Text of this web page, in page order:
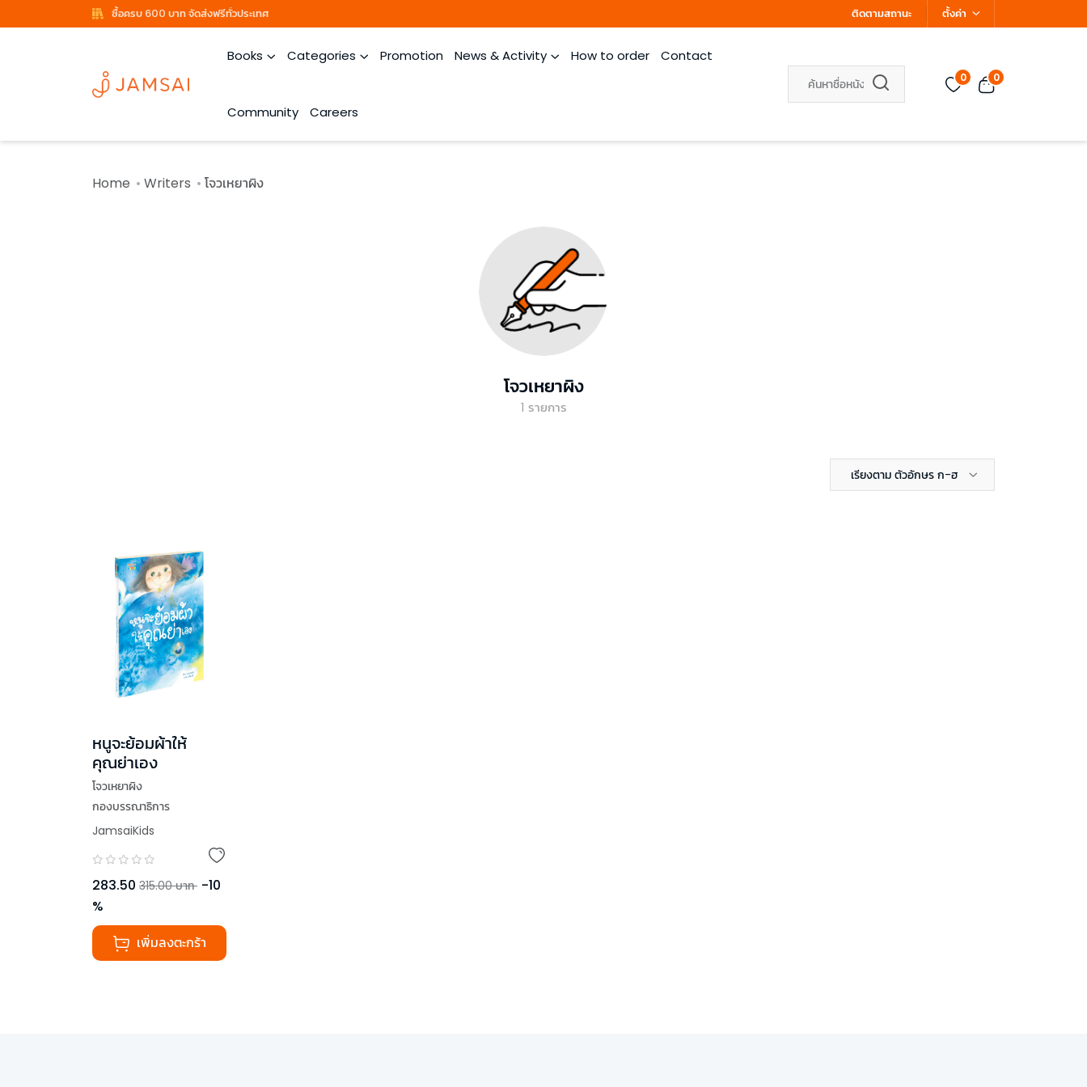
ซื้อครบ 600 บาท จัดส่งฟรีทั่วประเทศ ติดตามสถานะ ตั้งค่า
Books Categories Promotion News & Activity How to order Contact
Community Careers
0 0
Home Writers โจวเหยาผิง
โจวเหยาผิง
1 รายการ
เรียงตาม ตัวอักษร ก-ฮ
หนูจะย้อมผ้าให้
คุณย่าเอง
โจวเหยาผิง
กองบรรณาธิการ
JamsaiKids
283.50 315.00 บาท -10
%
เพิ่มลงตะกร้า